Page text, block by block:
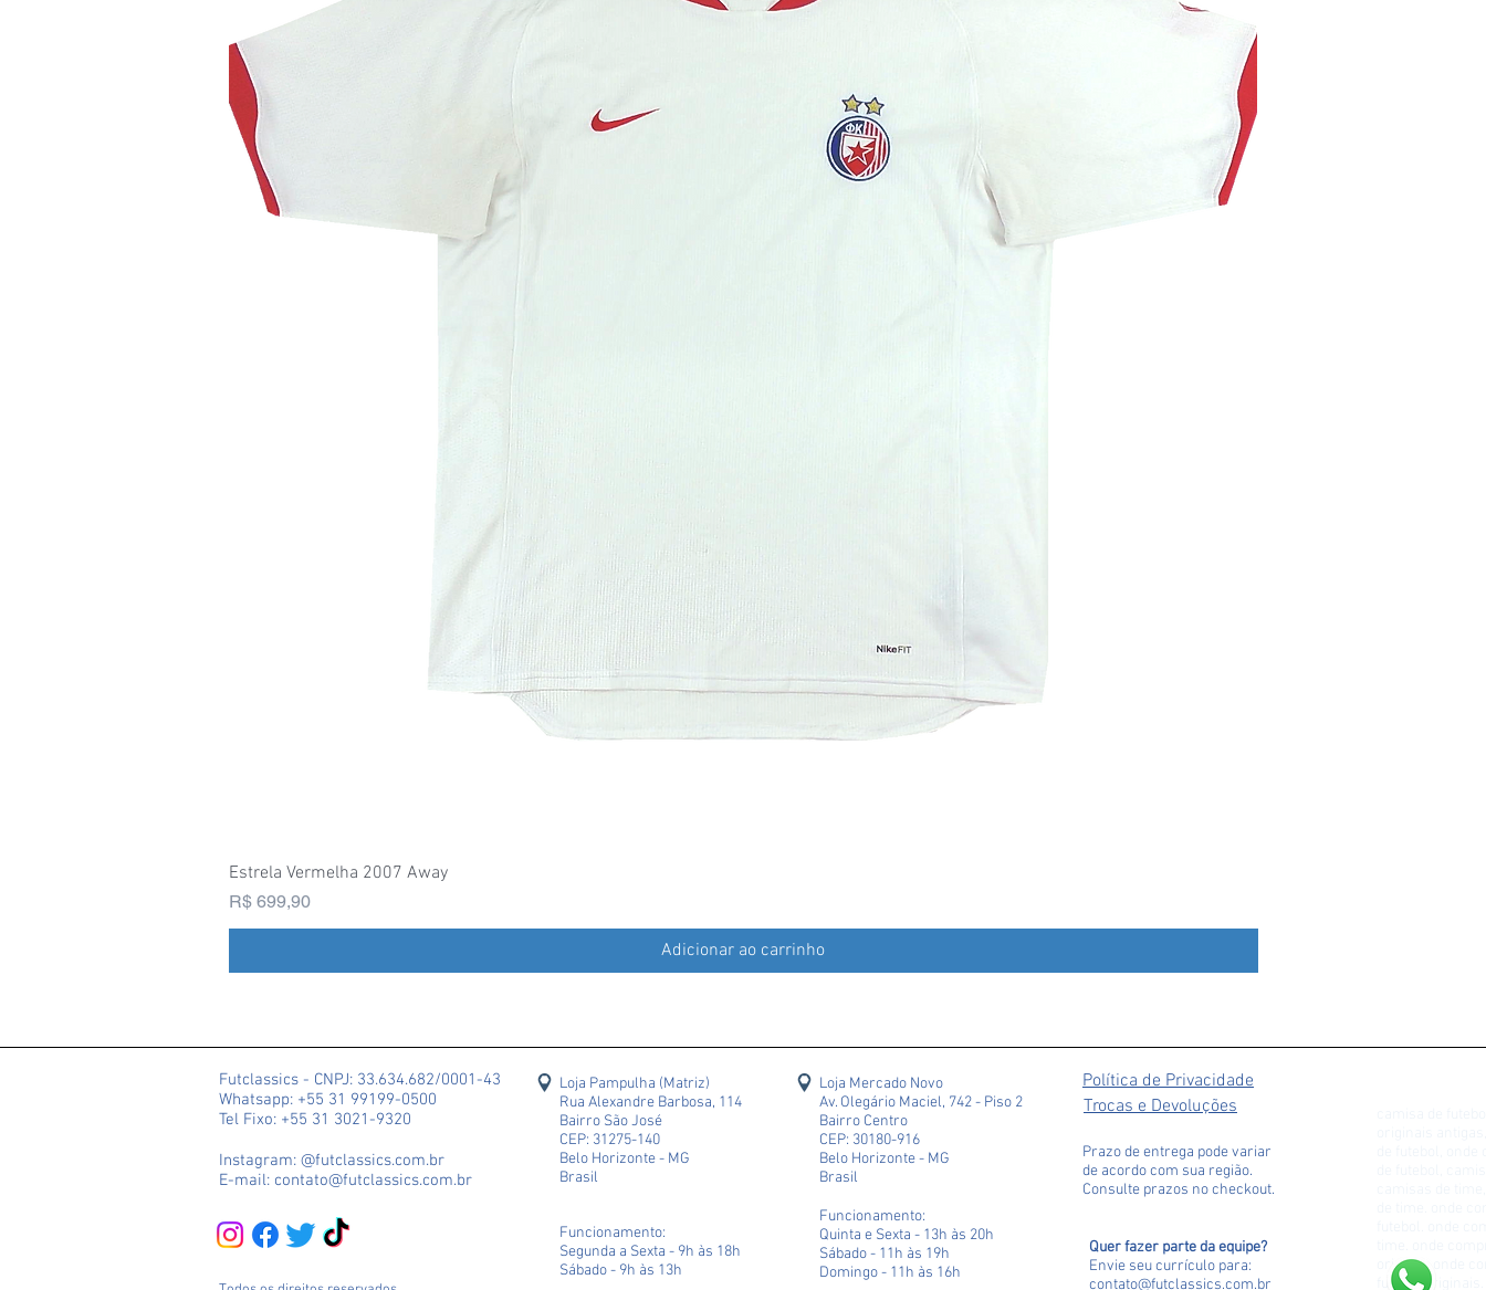
Estrela Vermelha 2007 Away
Preço
R$ 699,90
Adicionar ao carrinho
Futclassics - CNPJ: 33.634.682/0001-43
Whatsapp: +55 31 99199-0500
Tel Fixo: +55 31 3021-9320
Instagram: @futclassics.com.br
E-mail: contato@futclassics.com.br
Loja Pampulha (Matriz)
Rua Alexandre Barbosa, 114
Bairro São José
CEP: 31275-140
Belo Horizonte - MG
Brasil
Funcionamento:
Segunda a Sexta - 9h às 18h
Sábado - 9h às 13h
Política de Privacidade
Trocas e Devoluções
Prazo de entrega pode variar
de acordo com sua região.
Consulte prazos no checkout.
original. onde
futebol
Quer fazer parte da equipe?
Envie seu currículo para:
contato@futclassics.com.br
Loja Mercado Novo
Av. Olegário Maciel, 742 - Piso 2
Bairro Centro
CEP: 30180-916
Belo Horizonte - MG
Brasil
Funcionamento:
Quinta e Sexta - 13h às 20h
Sábado - 11h às 19h
Domingo - 11h às 16h